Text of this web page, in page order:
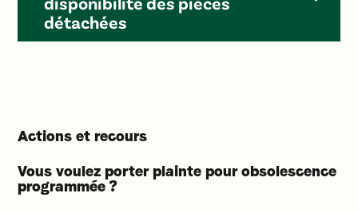
détachées
Actions et recours
Vous voulez porter plainte pour obsolescence
programmée ?